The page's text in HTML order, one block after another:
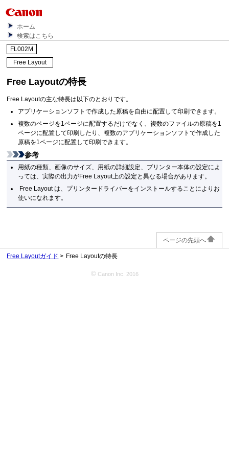
ホーム
検索はこちら
FL002M
Free Layout
Free Layoutの特長
Free Layoutの主な特長は以下のとおりです。
アプリケーションソフトで作成した原稿を自由に配置して印刷できます。
複数のページを1ページに配置するだけでなく、複数のファイルの原稿を1
ページに配置して印刷したり、複数のアプリケーションソフトで作成した
原稿を1ページに配置して印刷できます。
参考
用紙の種類、画像のサイズ、用紙の詳細設定、プリンター本体の設定によ
っては、実際の出力がFree Layout上の設定と異なる場合があります。
Free Layout は、プリンタードライバーをインストールすることによりお
使いになれます。
ページの先頭へ
Free Layoutガイド Free Layoutの特長
© Canon Inc. 2016